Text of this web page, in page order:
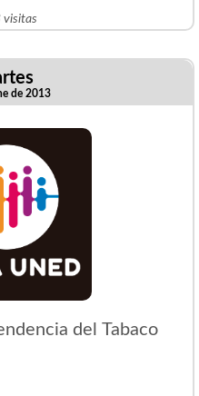
visitas
de 2013
del Tabaco